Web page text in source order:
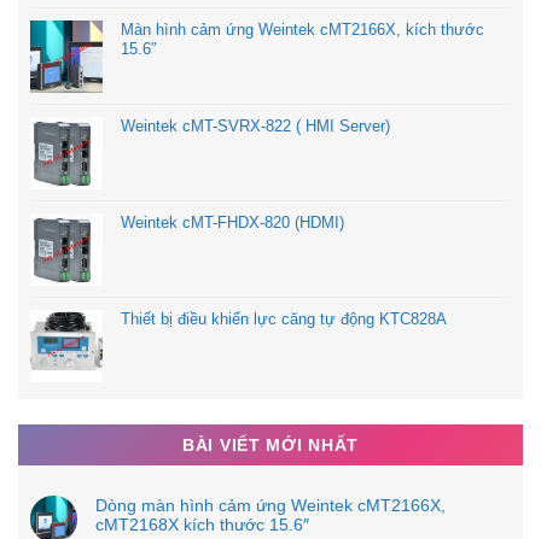
Màn hình cảm ứng Weintek cMT2166X, kích thước
15.6″
Weintek cMT-SVRX-822 ( HMI Server)
Weintek cMT-FHDX-820 (HDMI)
Thiết bị điều khiển lực căng tự động KTC828A
BÀI VIẾT MỚI NHẤT
Dòng màn hình cảm ứng Weintek cMT2166X,
cMT2168X kích thước 15.6″